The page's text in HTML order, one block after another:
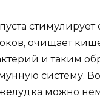
очищает
и таким
систему.
желудка можно